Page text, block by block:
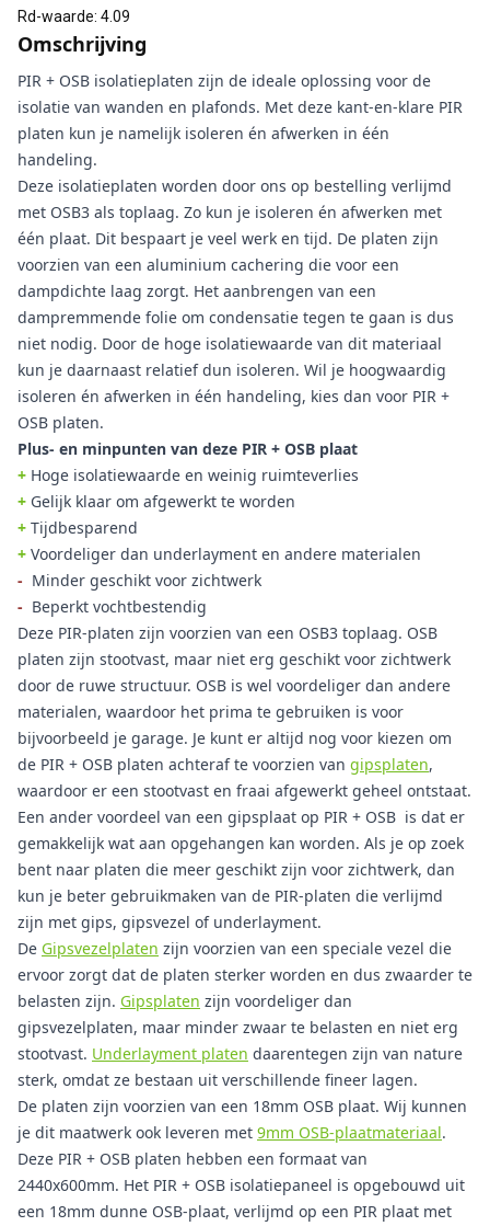
Rd-waarde: 4.09
Omschrijving
PIR + OSB isolatieplaten zijn de ideale oplossing voor de
isolatie van wanden en plafonds. Met deze kant-en-klare PIR
platen kun je namelijk isoleren én afwerken in één
handeling.
Deze isolatieplaten worden door ons op bestelling verlijmd
met OSB3 als toplaag. Zo kun je isoleren én afwerken met
één plaat. Dit bespaart je veel werk en tijd. De platen zijn
voorzien van een aluminium cachering die voor een
dampdichte laag zorgt. Het aanbrengen van een
dampremmende folie om condensatie tegen te gaan is dus
niet nodig. Door de hoge isolatiewaarde van dit materiaal
kun je daarnaast relatief dun isoleren. Wil je hoogwaardig
isoleren én afwerken in één handeling, kies dan voor PIR +
OSB platen.
Plus- en minpunten van deze PIR + OSB plaat
+ Hoge isolatiewaarde en weinig ruimteverlies
+ Gelijk klaar om afgewerkt te worden
+ Tijdbesparend
+ Voordeliger dan underlayment en andere materialen
- Minder geschikt voor zichtwerk
- Beperkt vochtbestendig
Deze PIR-platen zijn voorzien van een OSB3 toplaag. OSB
platen zijn stootvast, maar niet erg geschikt voor zichtwerk
door de ruwe structuur. OSB is wel voordeliger dan andere
materialen, waardoor het prima te gebruiken is voor
bijvoorbeeld je garage. Je kunt er altijd nog voor kiezen om
de PIR + OSB platen achteraf te voorzien van gipsplaten,
waardoor er een stootvast en fraai afgewerkt geheel ontstaat.
Een ander voordeel van een gipsplaat op PIR + OSB is dat er
gemakkelijk wat aan opgehangen kan worden. Als je op zoek
bent naar platen die meer geschikt zijn voor zichtwerk, dan
kun je beter gebruikmaken van de PIR-platen die verlijmd
zijn met gips, gipsvezel of underlayment.
De Gipsvezelplaten zijn voorzien van een speciale vezel die
ervoor zorgt dat de platen sterker worden en dus zwaarder te
belasten zijn. Gipsplaten zijn voordeliger dan
gipsvezelplaten, maar minder zwaar te belasten en niet erg
stootvast. Underlayment platen daarentegen zijn van nature
sterk, omdat ze bestaan uit verschillende fineer lagen.
De platen zijn voorzien van een 18mm OSB plaat. Wij kunnen
je dit maatwerk ook leveren met 9mm OSB-plaatmateriaal.
Deze PIR + OSB platen hebben een formaat van
2440x600mm. Het PIR + OSB isolatiepaneel is opgebouwd uit
een 18mm dunne OSB-plaat, verlijmd op een PIR plaat met